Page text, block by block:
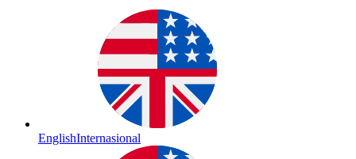
EnglishInternasional